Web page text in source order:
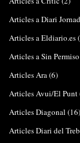
Articles a Diari
Articles a Eldiario.es
Articles a Sin Permiso
Articles Ara(6)
Articles Avui/El Punt
Articles Diagonal (16)
Articles Diari del